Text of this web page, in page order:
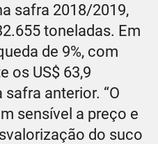
safra 2018/2019,
toneladas. Em
de 9%, com
os US$ 63,9
anterior. “O
sensível a preço e
do suco